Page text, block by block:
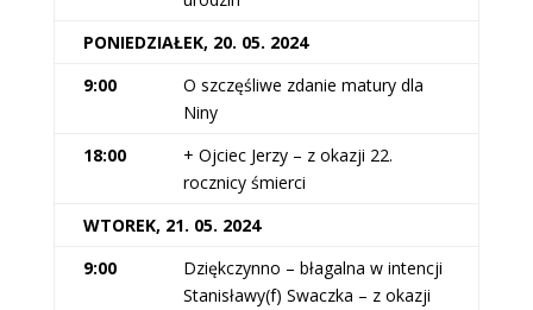
PONIEDZIAŁEK, 20. 05. 2024
9:00
O szczęśliwe zdanie matury dla
Niny
18:00
+ Ojciec Jerzy – z okazji 22.
rocznicy śmierci
WTOREK, 21. 05. 2024
9:00
Dziękczynno – błagalna w intencji
Stanisławy(f) Swaczka – z okazji